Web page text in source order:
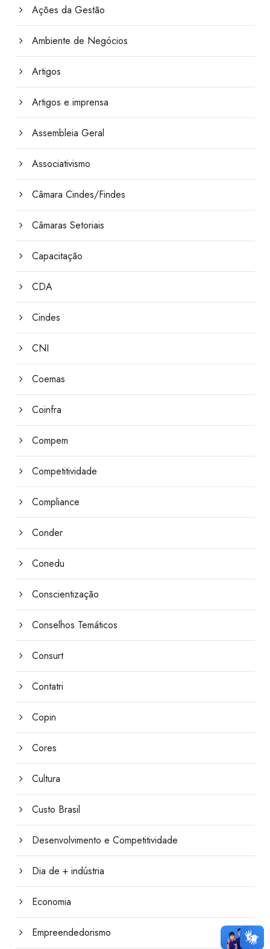
Ações da Gestão
Ambiente de Negócios
Artigos
Artigos e imprensa
Assembleia Geral
Associativismo
Câmara Cindes/Findes
Câmaras Setoriais
Capacitação
CDA
Cindes
CNI
Coemas
Coinfra
Compem
Competitividade
Compliance
Conder
Conedu
Conscientização
Conselhos Temáticos
Consurt
Contatri
Copin
Cores
Cultura
Custo Brasil
Desenvolvimento e Competitividade
Dia de + indústria
Economia
Empreendedorismo